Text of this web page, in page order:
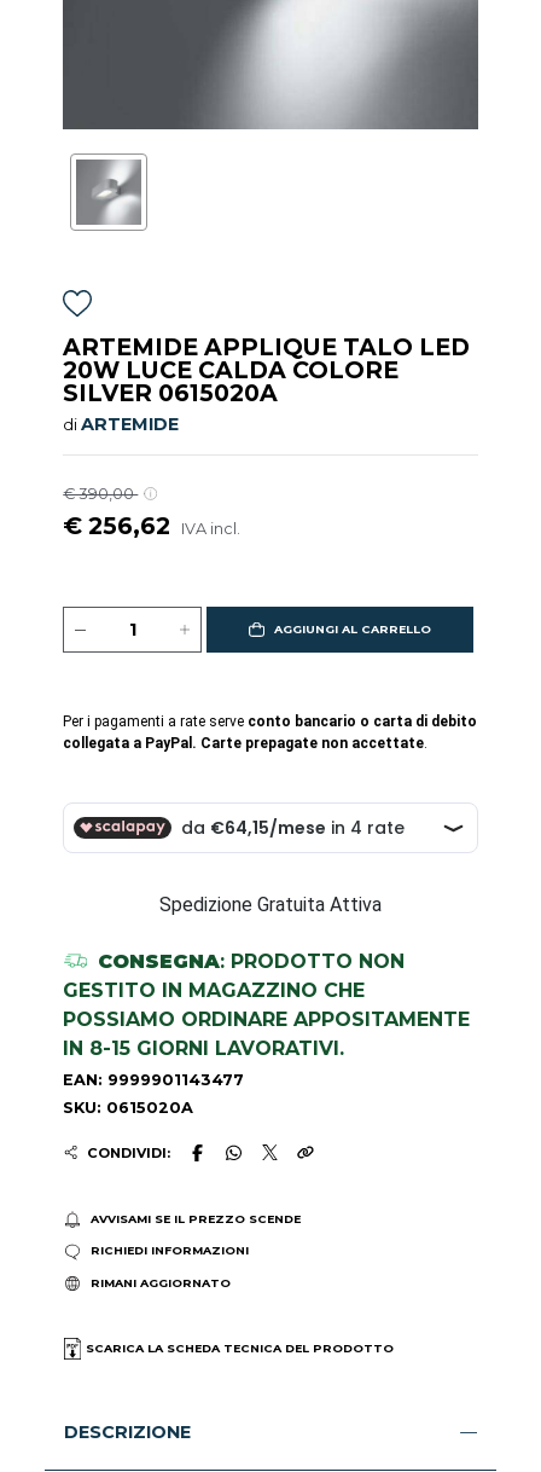
ARTEMIDE APPLIQUE TALO LED
20W LUCE CALDA COLORE
SILVER 0615020A
diARTEMIDE
€ 390,00
€ 256,62 IVA incl.
AGGIUNGI AL CARRELLO
Per i pagamenti a rate serve conto bancario o carta di debito
collegata a PayPal. Carte prepagate non accettate.
Spedizione Gratuita Attiva
CONSEGNA: PRODOTTO NON
GESTITO IN MAGAZZINO CHE
POSSIAMO ORDINARE APPOSITAMENTE
IN 8-15 GIORNI LAVORATIVI.
EAN: 9999901143477
SKU: 0615020A
CONDIVIDI:
AVVISAMI SE IL PREZZO SCENDE
RICHIEDI INFORMAZIONI
RIMANI AGGIORNATO
SCARICA LA SCHEDA TECNICA DEL PRODOTTO
DESCRIZIONE